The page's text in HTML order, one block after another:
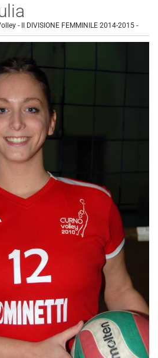
- II DIVISIONE FEMMINILE 2014-2015 -